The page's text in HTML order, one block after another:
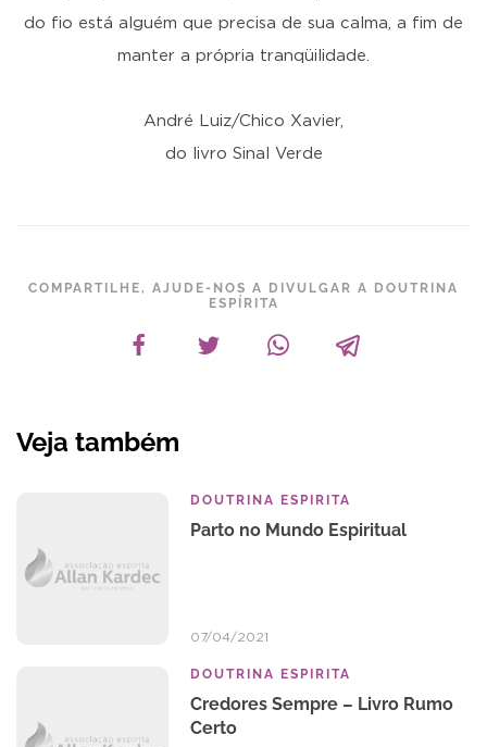
do fio está alguém que precisa de sua calma, a fim de
manter a própria tranqüilidade.
André Luiz/Chico Xavier,
do livro Sinal Verde
COMPARTILHE, AJUDE-NOS A DIVULGAR A DOUTRINA
ESPÍRITA
Veja também
DOUTRINA ESPIRITA
Parto no Mundo Espiritual
07/04/2021
DOUTRINA ESPIRITA
Credores Sempre – Livro Rumo
Certo